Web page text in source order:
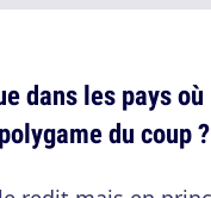
dans les pays
du coup ?